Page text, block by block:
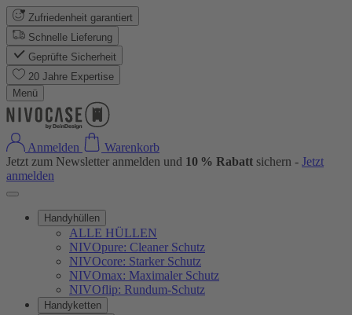
Zufriedenheit garantiert
Schnelle Lieferung
Geprüfte Sicherheit
20 Jahre Expertise
Menü
Anmelden
Warenkorb
Jetzt zum Newsletter anmelden und 10 % Rabatt sichern - Jetzt
anmelden
Handyhüllen
ALLE HÜLLEN
NIVOpure: Cleaner Schutz
NIVOcore: Starker Schutz
NIVOmax: Maximaler Schutz
NIVOflip: Rundum-Schutz
Handyketten